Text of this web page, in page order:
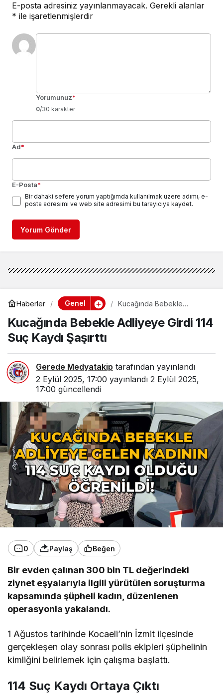
E-posta adresiniz yayınlanmayacak. Gerekli alanlar
* ile işaretlenmişlerdir
Yorumunuz*
0/30 karakter
Ad*
E-Posta*
Bir dahaki sefere yorum yaptığımda kullanılmak üzere adımı, e-
posta adresimi ve web site adresimi bu tarayıcıya kaydet.
Yorum Gönder
Haberler Genel
Kucağında Bebekle
Şaşırttı
Kucağında Bebekle Adliyeye Girdi 114
Suç Kaydı Şaşırttı
Gerede Medyatakip tarafından yayınlandı
2 Eylül 2025, 17:00 yayınlandı 2 Eylül 2025,
17:00 güncellendi
0 Paylaş Beğen
Bir evden çalınan 300 bin TL değerindeki
ziynet eşyalarıyla ilgili yürütülen soruşturma
kapsamında şüpheli kadın, düzenlenen
operasyonla yakalandı.
1 Ağustos tarihinde Kocaeli’nin İzmit ilçesinde
gerçekleşen olay sonrası polis ekipleri şüphelinin
kimliğini belirlemek için çalışma başlattı.
114 Suç Kaydı Ortaya Çıktı